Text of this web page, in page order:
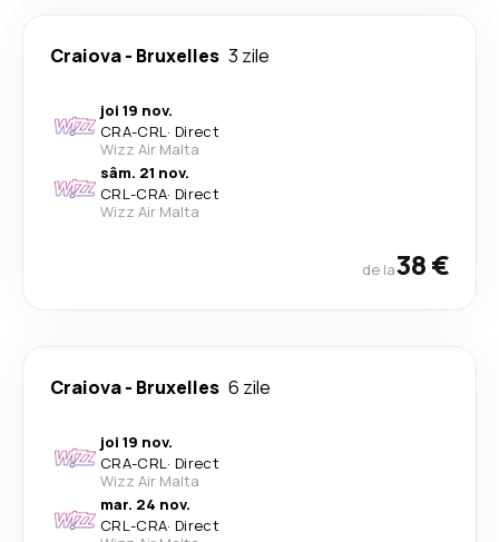
Craiova- Bruxelles 3 zile
joi 19 nov.
CRA-CRL· Direct
Wizz Air Malta
sâm. 21 nov.
CRL-CRA· Direct
Wizz Air Malta
de la38 €
Craiova- Bruxelles 6 zile
joi 19 nov.
CRA-CRL· Direct
Wizz Air Malta
mar. 24 nov.
CRL-CRA· Direct